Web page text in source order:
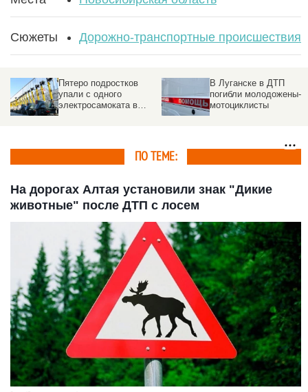
Сюжеты Дорожно-транспортные происшествия
Пятеро подростков
упали с одного
электросамоката в
В Луганске в ДТП
погибли молодожены-
мотоциклисты
ПО ТЕМЕ:
На дорогах Алтая установили знак "Дикие
животные" после ДТП с лосем